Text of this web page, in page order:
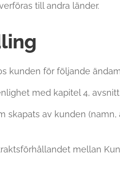
till andra länder.
kunden för följande
med kapitel 4, avsnitt
skapats av kunden (namn,
mellan